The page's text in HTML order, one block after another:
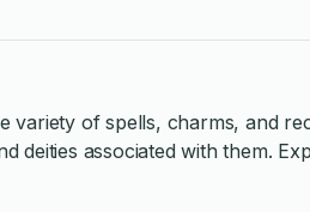
of spells, charms,
associated with